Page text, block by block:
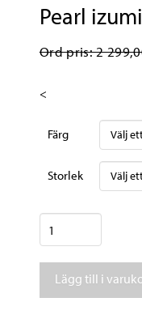
Pearl izumi
Ord pris: 2
<
Färg
Storlek
Pearl
izumi
mängd
Lägg till i